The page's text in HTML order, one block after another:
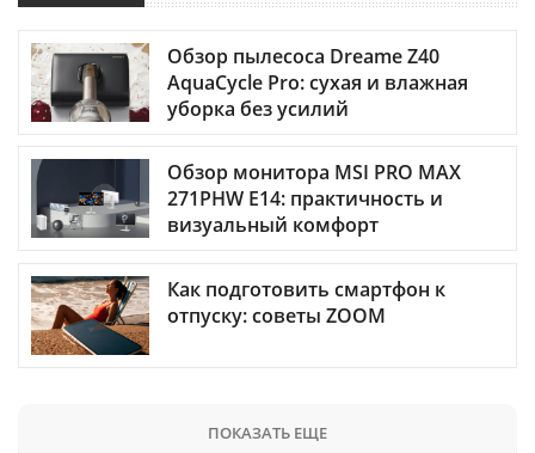
Обзор пылесоса Dreame Z40
AquaCycle Pro: сухая и влажная
уборка без усилий
Обзор монитора MSI PRO MAX
271PHW E14: практичность и
визуальный комфорт
Как подготовить смартфон к
отпуску: советы ZOOM
ПОКАЗАТЬ ЕЩЕ